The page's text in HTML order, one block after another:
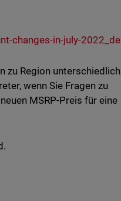
changes-in-july-2022_de
zu Region unterschiedlich
wenn Sie Fragen zu
MSRP-Preis für eine